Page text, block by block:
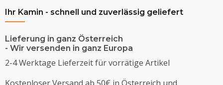
Ihr Kamin - schnell und zuverlässig geliefert
Lieferung in ganz Österreich
- Wir versenden in ganz Europa
2-4 Werktage Lieferzeit für vorrätige Artikel